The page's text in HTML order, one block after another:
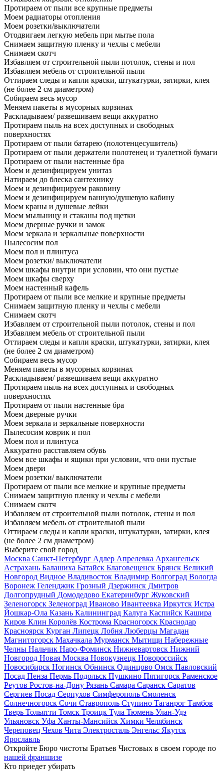
Протираем от пыли все крупные предметы
Моем радиаторы отопления
Моем розетки/выключатели
Отодвигаем легкую мебель при мытье пола
Снимаем защитную пленку и чехлы с мебели
Снимаем скотч
Избавляем от строительной пыли потолок, стены и пол
Избавляем мебель от строительной пыли
Оттираем следы и капли краски, штукатурки, затирки, клея
(не более 2 см диаметром)
Собираем весь мусор
Меняем пакеты в мусорных корзинах
Раскладываем/ развешиваем вещи аккуратно
Протираем пыль на всех доступных и свободных
поверхностях
Протираем от пыли батарею (полотенцесушитель)
Протираем от пыли держатели полотенец и туалетной бумаги
Протираем от пыли настенные бра
Моем и дезинфицируем унитаз
Натираем до блеска сантехнику
Моем и дезинфицируем раковину
Моем и дезинфицируем ванную/душевую кабину
Моем краны и душевые лейки
Моем мыльницу и стаканы под щетки
Моем дверные ручки и замок
Моем зеркала и зеркальные поверхности
Пылесосим пол
Моем пол и плинтуса
Моем розетки/ выключатели
Моем шкафы внутри при условии, что они пустые
Моем шкафы сверху
Моем настенный кафель
Протираем от пыли все мелкие и крупные предметы
Снимаем защитную пленку и чехлы с мебели
Снимаем скотч
Избавляем от строительной пыли потолок, стены и пол
Избавляем мебель от строительной пыли
Оттираем следы и капли краски, штукатурки, затирки, клея
(не более 2 см диаметром)
Собираем весь мусор
Меняем пакеты в мусорных корзинах
Раскладываем/ развешиваем вещи аккуратно
Протираем пыль на всех доступных и свободных
поверхностях
Протираем от пыли настенные бра
Моем дверные ручки
Моем зеркала и зеркальные поверхности
Пылесосим коврик и пол
Моем пол и плинтуса
Аккуратно расставляем обувь
Моем все шкафы и ящики при условии, что они пустые
Моем двери
Моем розетки/ выключатели
Протираем от пыли все мелкие и крупные предметы
Снимаем защитную пленку и чехлы с мебели
Снимаем скотч
Избавляем от строительной пыли потолок, стены и пол
Избавляем мебель от строительной пыли
Оттираем следы и капли краски, штукатурки, затирки, клея
(не более 2 см диаметром)
Выберите свой город
Москва Санкт-Петербург Адлер Апрелевка Архангельск
Астрахань Балашиха Батайск Благовещенск Брянск Великий
Новгород Видное Владивосток Владимир Волгоград Вологда
Воронеж Геленджик Грозный Дзержинск Дмитров
Долгопрудный Домодедово Екатеринбург Жуковский
Зеленогорск Зеленоград Иваново Ивантеевка Иркутск Истра
Йошкар-Ола Казань Калининград Калуга Каспийск Кашира
Киров Клин Королёв Кострома Красногорск Краснодар
Красноярск Курган Липецк Лобня Люберцы Магадан
Магнитогорск Махачкала Мурманск Мытищи Набережные
Челны Нальчик Наро-Фоминск Нижневартовск Нижний
Новгород Новая Москва Новокузнецк Новороссийск
Новосибирск Ногинск Обнинск Одинцово Омск Павловский
Посад Пенза Пермь Подольск Пушкино Пятигорск Раменское
Реутов Ростов-на-Дону Рязань Самара Саранск Саратов
Сергиев Посад Серпухов Симферополь Смоленск
Солнечногорск Сочи Ставрополь Ступино Таганрог Тамбов
Тверь Тольятти Томск Троицк Тула Тюмень Улан-Удэ
Ульяновск Уфа Ханты-Мансийск Химки Челябинск
Череповец Чехов Чита Электросталь Энгельс Якутск
Ярославль
Откройте Бюро чистоты Братьев Чистовых в своем городе по
нашей франшизе
Кто приедет убирать